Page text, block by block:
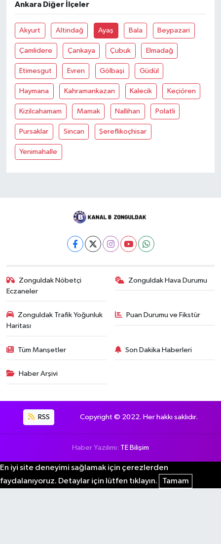
Ankara Diğer İlçeler
Akyurt Altindağ Ayaş Bala Beypazari
Çamlidere Çankaya Çubuk Elmadağ
Etimesgut Evren Gölbaşi Güdül
Haymana Kahramankazan Kalecik Keçiören
Kizilcahamam Mamak Nallihan Polatli
Pursaklar Sincan Şereflikoçhisar
Yenimahalle
Zonguldak Nöbetçi
Eczaneler
Zonguldak Hava Durumu
Zonguldak Trafik Yoğunluk
Haritası
Puan Durumu ve Fikstür
Tüm Manşetler Son Dakika Haberleri
Haber Arşivi
RSS Copyright © 2022. Her hakkı saklıdır.
Haber Yazılımı: TE Bilişim
En iyi site deneyimi sağlamak için çerezlerden
faydalanıyoruz. Detaylar için lütfen tıklayın.
Tamam